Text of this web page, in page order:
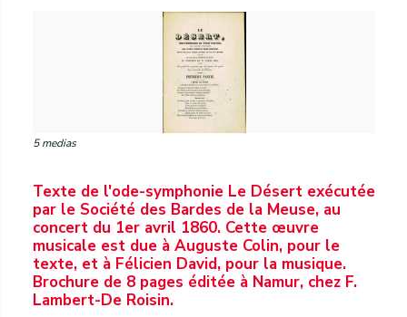
5 medias
Texte de l'ode-symphonie Le Désert exécutée
par le Société des Bardes de la Meuse, au
concert du 1er avril 1860. Cette œuvre
musicale est due à Auguste Colin, pour le
texte, et à Félicien David, pour la musique.
Brochure de 8 pages éditée à Namur, chez F.
Lambert-De Roisin.